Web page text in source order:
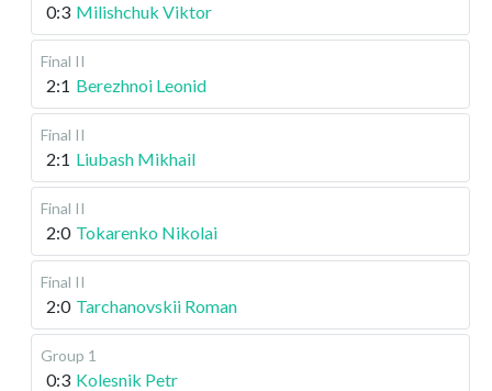
0:3 Milishchuk Viktor
Final II
2:1 Berezhnoi Leonid
Final II
2:1 Liubash Mikhail
Final II
2:0 Tokarenko Nikolai
Final II
2:0 Tarchanovskii Roman
Group 1
0:3 Kolesnik Petr